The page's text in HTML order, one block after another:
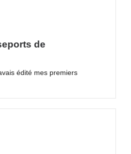
de
édité mes premiers